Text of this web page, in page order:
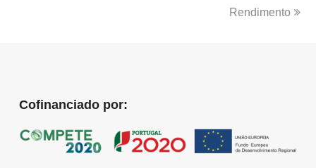
Rendimento
Cofinanciado por: